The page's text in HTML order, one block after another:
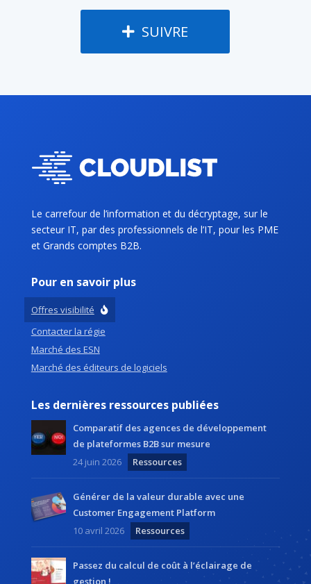
SUIVRE
Le carrefour de l’information et du décryptage, sur le
secteur IT, par des professionnels de l’IT, pour les PME
et Grands comptes B2B.
Pour en savoir plus
Offres visibilité
Contacter la régie
Marché des ESN
Marché des éditeurs de logiciels
Les dernières ressources publiées
Comparatif des agences de développement
de plateformes B2B sur mesure
24 juin 2026
Ressources
Générer de la valeur durable avec une
Customer Engagement Platform
10 avril 2026
Ressources
Passez du calcul de coût à l’éclairage de
gestion !